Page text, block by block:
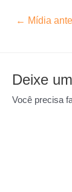
← Mídia
Deixe
Você precisa